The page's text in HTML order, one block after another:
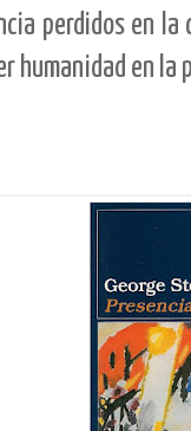
perdidos en
humanidad en la